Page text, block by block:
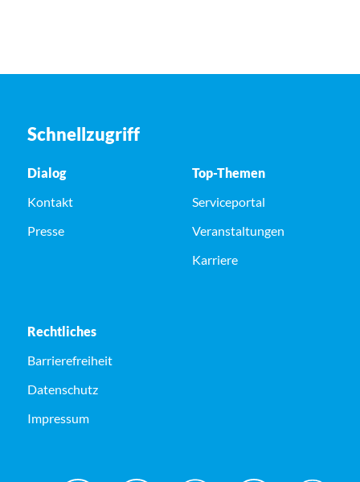
Schnellzugriff
Dialog
Kontakt
Presse
Top-Themen
Serviceportal
Veranstaltungen
Karriere
Rechtliches
Barrierefreiheit
Datenschutz
Impressum